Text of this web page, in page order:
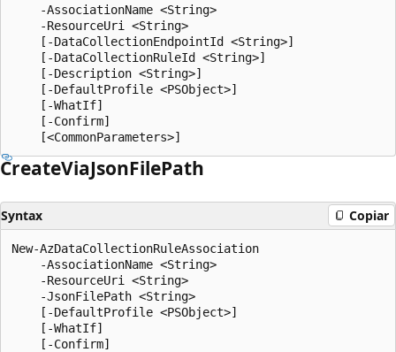
    -AssociationName <String>
    -ResourceUri <String>
    [-DataCollectionEndpointId <String>]
    [-DataCollectionRuleId <String>]
    [-Description <String>]
    [-DefaultProfile <PSObject>]
    [-WhatIf]
    [-Confirm]
CreateViaJsonFilePath
Syntax Copiar
New-AzDataCollectionRuleAssociation
    -AssociationName <String>
    -ResourceUri <String>
    -JsonFilePath <String>
    [-DefaultProfile <PSObject>]
    [-WhatIf]
    [-Confirm]